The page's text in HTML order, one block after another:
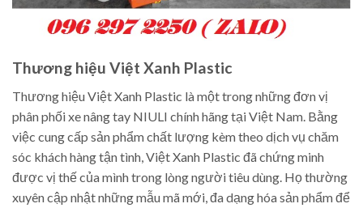
Thương hiệu Việt Xanh Plastic
Thương hiệu Việt Xanh Plastic là một trong những đơn vị
phân phối xe nâng tay NIULI chính hãng tại Việt Nam. Bằng
việc cung cấp sản phẩm chất lượng kèm theo dịch vụ chăm
sóc khách hàng tận tình, Việt Xanh Plastic đã chứng minh
được vị thế của mình trong lòng người tiêu dùng. Họ thường
xuyên cập nhật những mẫu mã mới, đa dạng hóa sản phẩm để